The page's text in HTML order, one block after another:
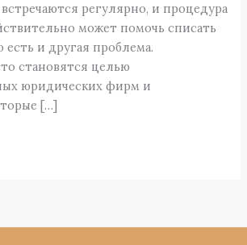
регулярно, и процедура
может помочь списать
есть и другая проблема.
становятся целью
юридических фирм и
[…]